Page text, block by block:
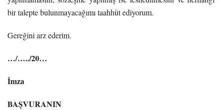
bir talepte bulunmayacağımı taahhüt ediyorum.
Gereğini arz ederim.
…/…../20…
İmza
BAŞVURANIN